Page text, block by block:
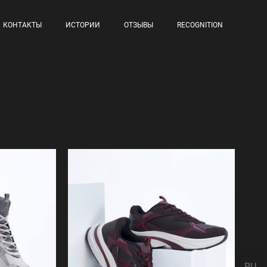
КОНТАКТЫ ИСТОРИИ ОТЗЫВЫ RECOGNITION